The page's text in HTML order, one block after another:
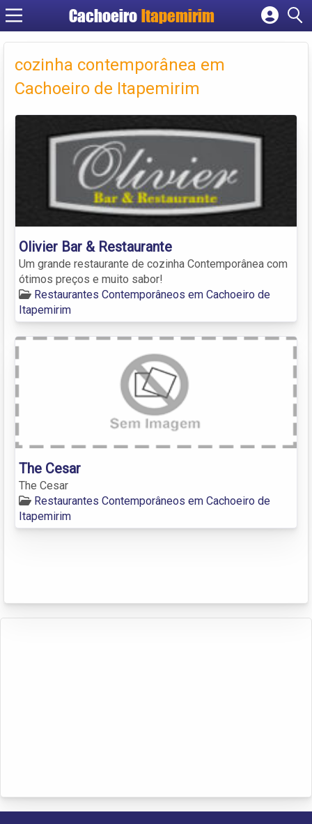
Cachoeiro Itapemirim
Cadastrar empresa
Criar conta
cozinha contemporânea em
Cachoeiro de Itapemirim
Olivier Bar & Restaurante
Um grande restaurante de cozinha Contemporânea com
ótimos preços e muito sabor!
Restaurantes Contemporâneos em Cachoeiro de
Itapemirim
The Cesar
The Cesar
Restaurantes Contemporâneos em Cachoeiro de
Itapemirim